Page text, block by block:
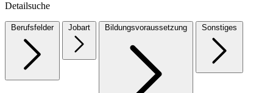
Detailsuche
Berufsfelder Jobart Bildungsvoraussetzung Sonstiges